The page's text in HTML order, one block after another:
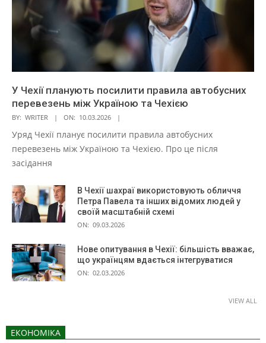
У Чехії планують посилити правила автобусних
перевезень між Україною та Чехією
BY: WRITER ON: 10.03.2026
Уряд Чехії планує посилити правила автобусних
перевезень між Україною та Чехією. Про це після
засідання
В Чехії шахраї використовують обличчя
Петра Павела та інших відомих людей у
своїй масштабній схемі
ON: 09.03.2026
Нове опитування в Чехії: більшість вважає,
що українцям вдається інтегруватися
ON: 02.03.2026
VIEW ALL
ЕКОНОМІКА